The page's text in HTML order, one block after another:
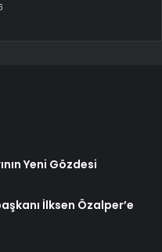
Yeni Gözdesi
İlksen Özalper’e